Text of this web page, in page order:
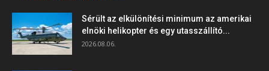
Sérült az elkülönítési minimum az amerikai
elnöki helikopter és egy utasszállító...
2026.08.06.